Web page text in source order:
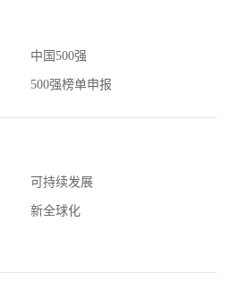
中国500强
500强榜单申报
可持续发展
新全球化